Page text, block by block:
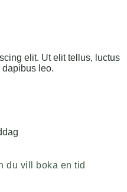
elit. Ut elit tellus, luctus
leo.
du vill boka en tid